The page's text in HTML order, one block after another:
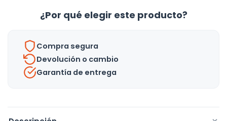
¿Por qué elegir este producto?
Compra segura
Devolución o cambio
Garantía de entrega